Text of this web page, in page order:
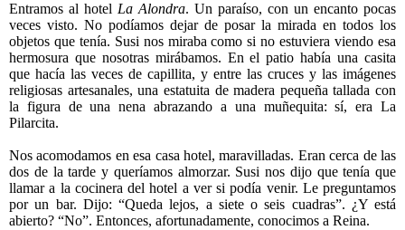
Entramos al hotel La Alondra. Un paraíso, con un encanto pocas
veces visto. No podíamos dejar de posar la mirada en todos los
objetos que tenía. Susi nos miraba como si no estuviera viendo esa
hermosura que nosotras mirábamos. En el patio había una casita
que hacía las veces de capillita, y entre las cruces y las imágenes
religiosas artesanales, una estatuita de madera pequeña tallada con
la figura de una nena abrazando a una muñequita: sí, era La
Pilarcita.
Nos acomodamos en esa casa hotel, maravilladas. Eran cerca de las
dos de la tarde y queríamos almorzar. Susi nos dijo que tenía que
llamar a la cocinera del hotel a ver si podía venir. Le preguntamos
por un bar. Dijo: “Queda lejos, a siete o seis cuadras”. ¿Y está
abierto? “No”. Entonces, afortunadamente, conocimos a Reina.